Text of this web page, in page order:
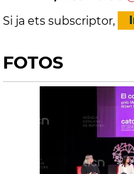
Si ja ets subscriptor,
FOTOS